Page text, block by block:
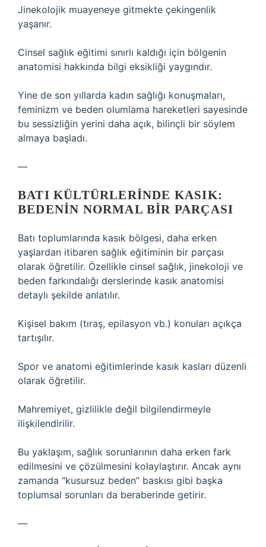
Jinekolojik muayeneye gitmekte çekingenlik
yaşanır.
Cinsel sağlık eğitimi sınırlı kaldığı için bölgenin
anatomisi hakkında bilgi eksikliği yaygındır.
Yine de son yıllarda kadın sağlığı konuşmaları,
feminizm ve beden olumlama hareketleri sayesinde
bu sessizliğin yerini daha açık, bilinçli bir söylem
almaya başladı.
—
BATI KÜLTÜRLERINDE KASIK:
BEDENIN NORMAL BIR PARÇASI
Batı toplumlarında kasık bölgesi, daha erken
yaşlardan itibaren sağlık eğitiminin bir parçası
olarak öğretilir. Özellikle cinsel sağlık, jinekoloji ve
beden farkındalığı derslerinde kasık anatomisi
detaylı şekilde anlatılır.
Kişisel bakım (tıraş, epilasyon vb.) konuları açıkça
tartışılır.
Spor ve anatomi eğitimlerinde kasık kasları düzenli
olarak öğretilir.
Mahremiyet, gizlilikle değil bilgilendirmeyle
ilişkilendirilir.
Bu yaklaşım, sağlık sorunlarının daha erken fark
edilmesini ve çözülmesini kolaylaştırır. Ancak aynı
zamanda “kusursuz beden” baskısı gibi başka
toplumsal sorunları da beraberinde getirir.
—